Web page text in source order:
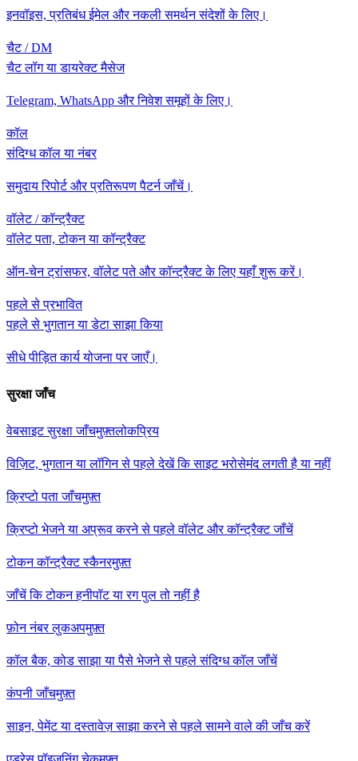
इनवॉइस, प्रतिबंध ईमेल और नकली समर्थन संदेशों के लिए।
चैट / DM
चैट लॉग या डायरेक्ट मैसेज
Telegram, WhatsApp और निवेश समूहों के लिए।
कॉल
संदिग्ध कॉल या नंबर
समुदाय रिपोर्ट और प्रतिरूपण पैटर्न जाँचें।
वॉलेट / कॉन्ट्रैक्ट
वॉलेट पता, टोकन या कॉन्ट्रैक्ट
ऑन-चेन ट्रांसफर, वॉलेट पते और कॉन्ट्रैक्ट के लिए यहाँ शुरू करें।
पहले से प्रभावित
पहले से भुगतान या डेटा साझा किया
सीधे पीड़ित कार्य योजना पर जाएँ।
सुरक्षा जाँच
वेबसाइट सुरक्षा जाँचमुफ़्तलोकप्रिय
विज़िट, भुगतान या लॉगिन से पहले देखें कि साइट भरोसेमंद लगती है या नहीं
क्रिप्टो पता जाँचमुफ़्त
क्रिप्टो भेजने या अप्रूव करने से पहले वॉलेट और कॉन्ट्रैक्ट जाँचें
टोकन कॉन्ट्रैक्ट स्कैनरमुफ़्त
जाँचें कि टोकन हनीपॉट या रग पुल तो नहीं है
फ़ोन नंबर लुकअपमुफ़्त
कॉल बैक, कोड साझा या पैसे भेजने से पहले संदिग्ध कॉल जाँचें
कंपनी जाँचमुफ़्त
साइन, पेमेंट या दस्तावेज़ साझा करने से पहले सामने वाले की जाँच करें